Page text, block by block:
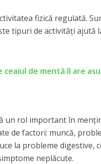
fizică regulată.
tipuri de activități
ceaiul de mentă îl are
un rol important în
de factori: muncă,
la probleme digestive,
neplăcute.